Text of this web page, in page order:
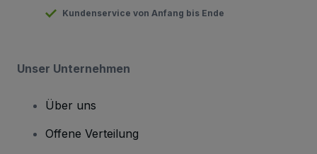
Kundenservice von Anfang bis Ende
Unser Unternehmen
Über uns
Offene Verteilung